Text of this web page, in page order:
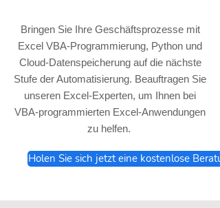
Bringen Sie Ihre Geschäftsprozesse mit
Excel VBA-Programmierung, Python und
Cloud-Datenspeicherung auf die nächste
Stufe der Automatisierung. Beauftragen Sie
unseren Excel-Experten, um Ihnen bei
VBA-programmierten Excel-Anwendungen
zu helfen.
Holen Sie sich jetzt eine kostenlose